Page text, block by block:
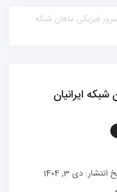
فیزیکی ماهان شبکه
ایرانیان
انتشار: دی 3, 1404